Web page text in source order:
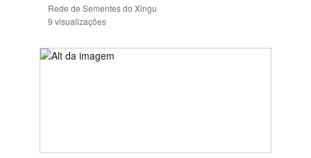
Rede de Sementes do Xingu
9 visualizações